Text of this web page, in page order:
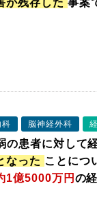
が残存した 事案
科 脳神経外科
の患者に対して
なった ことにつ
1億5000万円 の